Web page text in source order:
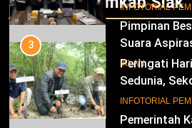
12
Pimpinan
Suara
Selamat HUT
IKLAN
13
Pemerintah
Kesultanan
INFOTORIAL
3
Peringati
Sedunia,
Siak Cetak
Pesisir
INFOTORIAL